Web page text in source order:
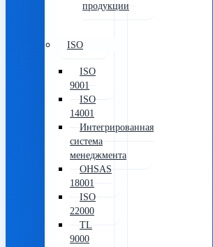
продукции
ISO
ISO
9001
ISO
14001
Интегрированная
система
менеджмента
OHSAS
18001
ISO
22000
TL
9000